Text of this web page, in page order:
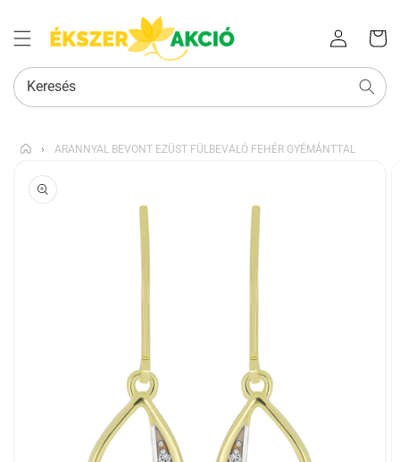
Bejelentkezés
kosara
Keresés
› ARANNYAL BEVONT EZÜST FÜLBEVALÓ FEHÉR GYÉMÁNTTAL
UGRÁS A
TERMÉKADATOKRA